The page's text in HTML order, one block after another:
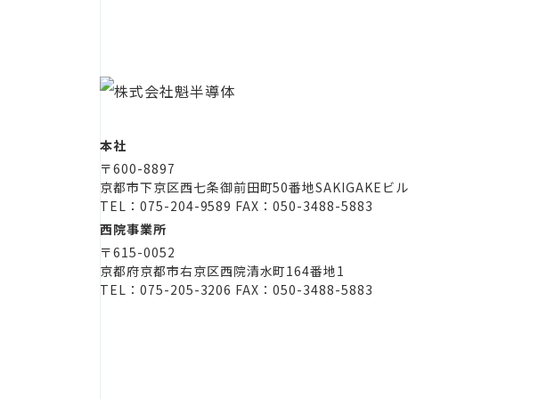
本社
〒600-8897
京都市下京区西七条御前田町50番地SAKIGAKEビル
TEL：075-204-9589 FAX：050-3488-5883
西院事業所
〒615-0052
京都府京都市右京区西院清水町164番地1
TEL：075-205-3206 FAX：050-3488-5883